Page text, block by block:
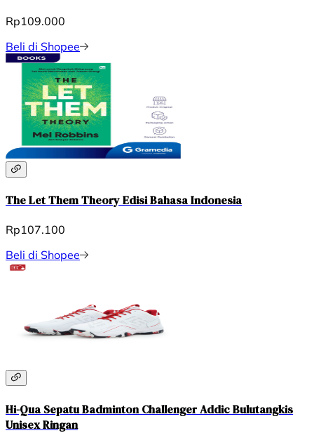
Rp109.000
Beli di Shopee
The Let Them Theory Edisi Bahasa Indonesia
Rp107.100
Beli di Shopee
Hi-Qua Sepatu Badminton Challenger Addic Bulutangkis
Unisex Ringan